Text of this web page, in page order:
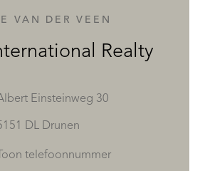
pool house, summer kitchen,
VAN DER VEEN
Realty
Einsteinweg 30
DL Drunen
Toon telefoonnummer